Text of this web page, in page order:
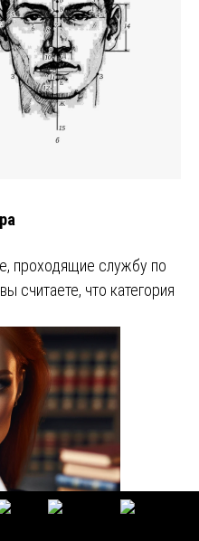
проходящие службу по
считаете, что категория